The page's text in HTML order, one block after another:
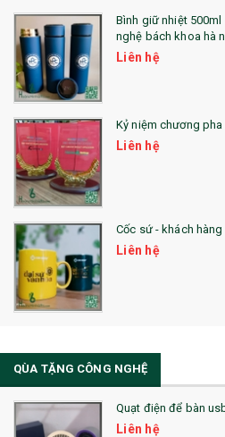
23. QÙA TẶNG ĐỘC ĐÁO
24. QÙA TẶNG PHA LÊ
25. QUÀ TẶNG GLASSLOCK
26. QUÀ TẶNG LUMINARC
28. BỘ ĐỒ ĂN CAO CẤP
29. MÓC KHOÁ
31. TÚI VẢI KHÔNG DỆT
32. TÚI VẢI BỐ
33. MŨ LƯỠI TRAI
36. QUẠT NHỰA QUẢNG CÁO
QUÀ TẶNG KHUYẾN MẠI
Bình giữ nhiệt
nghệ bách khoa hà
Liên hệ
Kỷ niệm chương
Liên hệ
Cốc sứ - khách
Liên hệ
QÙA TẶNG CÔNG NGHỆ
Quạt điện để bàn
Liên hệ